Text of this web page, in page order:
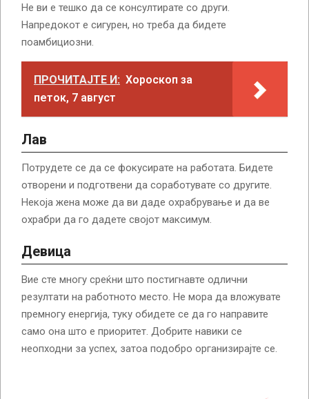
Не ви е тешко да се консултирате со други.
Напредокот е сигурен, но треба да бидете
поамбициозни.
ПРОЧИТАЈТЕ И: Хороскоп за
петок, 7 август
Лав
Потрудете се да се фокусирате на работата. Бидете
отворени и подготвени да соработувате со другите.
Некоја жена може да ви даде охрабрување и да ве
охрабри да го дадете својот максимум.
Девица
Вие сте многу среќни што постигнавте одлични
резултати на работното место. Не мора да вложувате
премногу енергија, туку обидете се да го направите
само она што е приоритет. Добрите навики се
неопходни за успех, затоа подобро организирајте се.